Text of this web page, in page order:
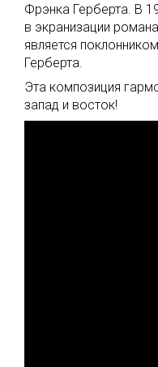
Фрэнка Герберта. В
в экранизации
является
Герберта.
Эта композиция
запад и восток!